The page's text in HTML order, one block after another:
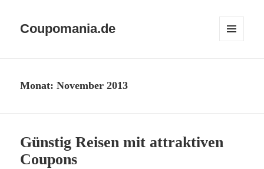
Coupomania.de
Monat:November 2013
Günstig Reisen mit attraktiven
Coupons